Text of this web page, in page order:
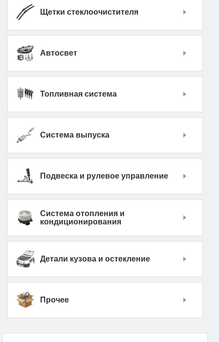
Щетки стеклоочистителя
Автосвет
Топливная система
Система выпуска
Подвеска и рулевое управление
Система отопления и
кондиционирования
Детали кузова и остекление
Прочее